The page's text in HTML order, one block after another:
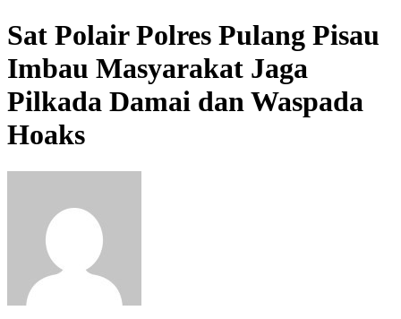
Sat Polair Polres Pulang Pisau
Imbau Masyarakat Jaga
Pilkada Damai dan Waspada
Hoaks